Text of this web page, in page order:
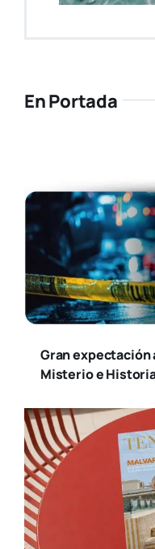
En Portada
Gran expectación
Misterio e